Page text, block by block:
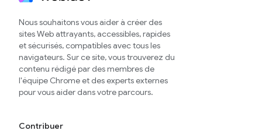
Nous souhaitons vous aider à créer des
sites Web attrayants, accessibles, rapides
et sécurisés, compatibles avec tous les
navigateurs. Sur ce site, vous trouverez du
contenu rédigé par des membres de
l'équipe Chrome et des experts externes
pour vous aider dans votre parcours.
Contribuer